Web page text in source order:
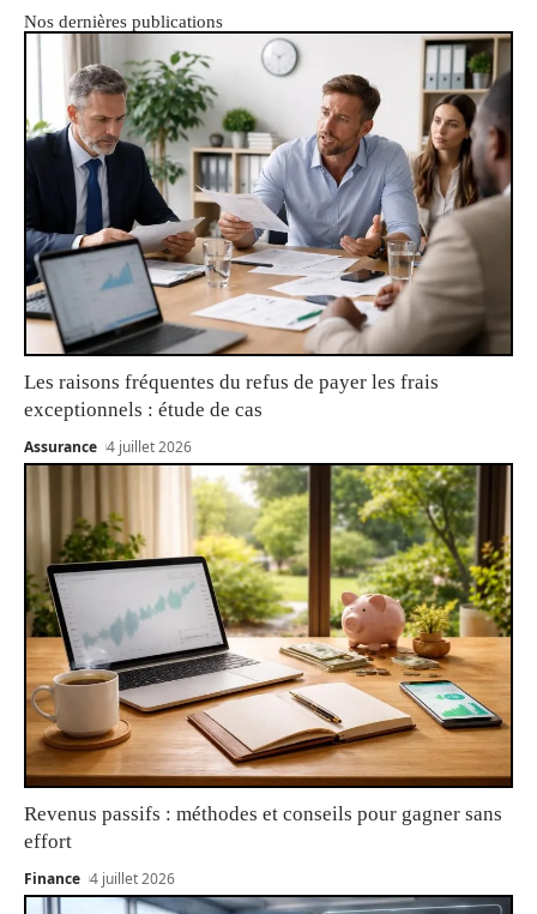
Nos dernières publications
Les raisons fréquentes du refus de payer les frais
exceptionnels : étude de cas
Assurance 4 juillet 2026
Revenus passifs : méthodes et conseils pour gagner sans
effort
Finance 4 juillet 2026